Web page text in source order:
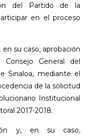
del Partido de la
en el proceso
su caso, aprobación
General del
Sinaloa, mediante el
de la solicitud
Institucional
2017-2018.
y, en su caso,